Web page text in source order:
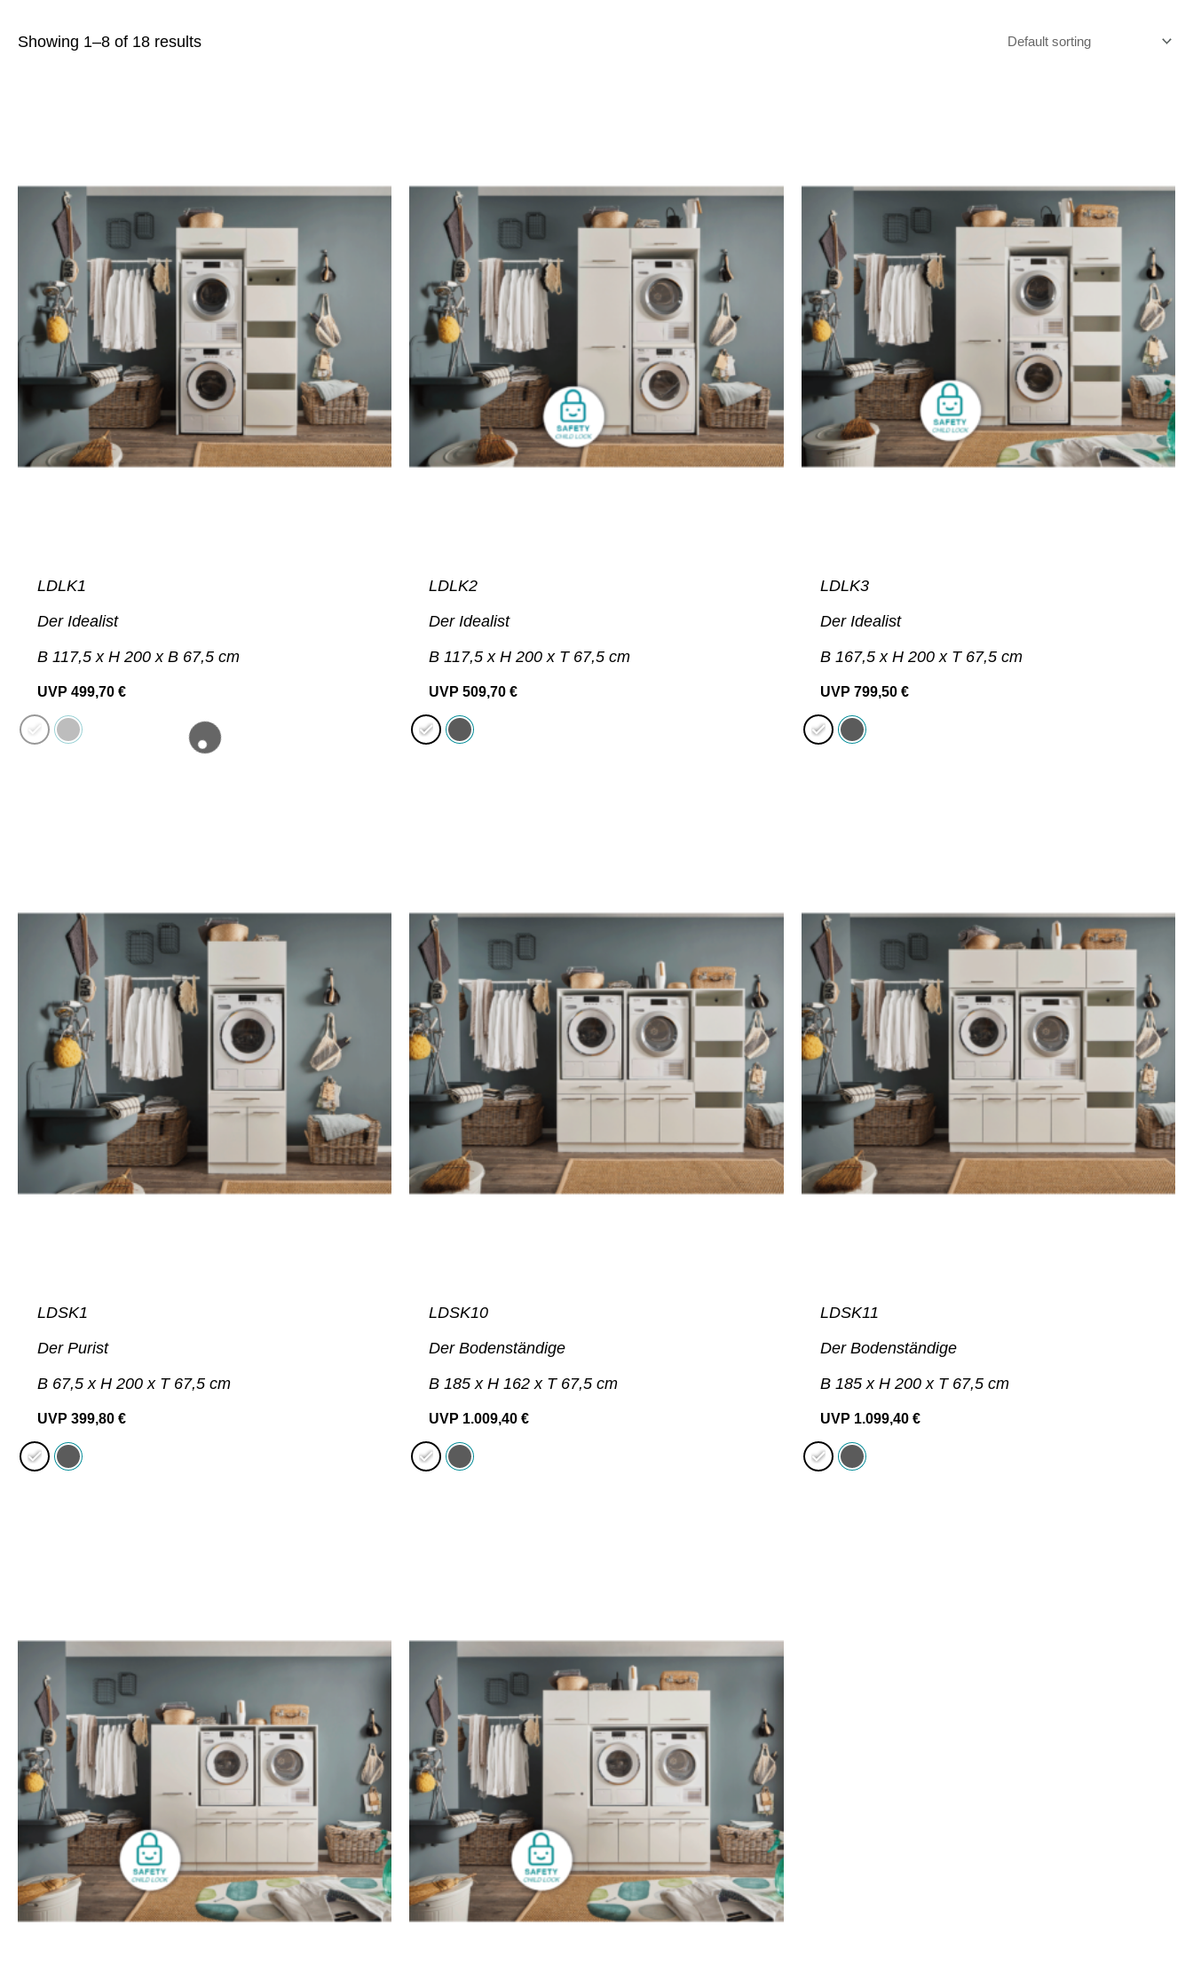
Showing 1–8 of 18 results
LDLK1
Der Idealist
B 117,5 x H 200 x B 67,5 cm
UVP 499,70 €
LDLK2
Der Idealist
B 117,5 x H 200 x T 67,5 cm
UVP 509,70 €
LDLK3
Der Idealist
B 167,5 x H 200 x T 67,5 cm
UVP 799,50€
LDSK1
Der Purist
B 67,5 x H 200 x T 67,5 cm
UVP 399,80 €
LDSK10
Der Bodenständige
B 185 x H 162 x T 67,5 cm
UVP 1.009,40 €
LDSK11
Der Bodenständige
B 185 x H 200 x T 67,5 cm
UVP 1.099,40€